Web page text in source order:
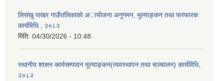
लिसंखु पाखर गाउँपालिकाकाे अायाेजना अनुगमन, मुल्याङ्कन तथा फरफारक
कार्यविधि , २०८२
मिति: 04/30/2026 - 10:48
स्थानीय शासन कार्यसम्पादन मूल्याङ्कन(व्यवस्थापन तथा सञ्चालन) कार्यविधि,
२०८२